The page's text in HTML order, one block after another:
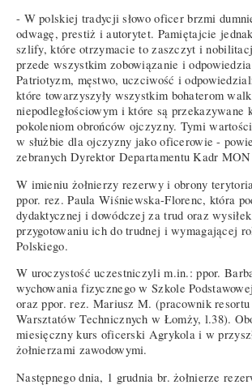
- W polskiej tradycji słowo oficer brzmi
odwagę, prestiż i autorytet. Pamiętajcie
szlify, które otrzymacie to zaszczyt i
przede wszystkim zobowiązanie i
Patriotyzm, męstwo, uczciwość i
które towarzyszyły wszystkim bohaterom walk
niepodległościowym i które są przekazywane
pokoleniom obrońców ojczyzny. Tymi
w służbie dla ojczyzny jako oficerowie -
zebranych Dyrektor Departamentu Kadr
W imieniu żołnierzy rezerwy i obrony
ppor. rez. Paula Wiśniewska-Florenc, która
dydaktycznej i dowódczej za trud oraz
przygotowaniu ich do trudnej i wymagającej
Polskiego.
W uroczystość uczestniczyli m.in.: ppor.
wychowania fizycznego w Szkole
oraz ppor. rez. Mariusz M. (pracownik resortu
Warsztatów Technicznych w Łomży, l.38).
miesięczny kurs oficerski Agrykola i w
żołnierzami zawodowymi.
Następnego dnia, 1 grudnia br. żołnierze